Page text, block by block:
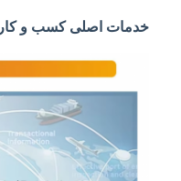
خانه
محصولات
دربارهی ما
خدمات اصلی کسب و کار